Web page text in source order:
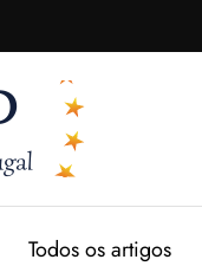
Todos os artigos